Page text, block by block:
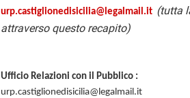
urp.castiglionedisicilia@legalmail.it (tutta
attraverso questo recapito)
Ufficio Relazioni con il Pubblico :
urp.castiglionedisicilia@legalmail.it